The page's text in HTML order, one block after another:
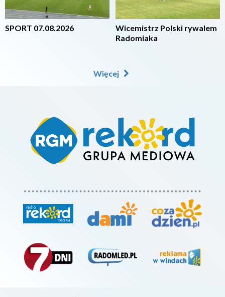
SPORT 07.08.2026
Wicemistrz Polski rywalem
Radomiaka
Więcej